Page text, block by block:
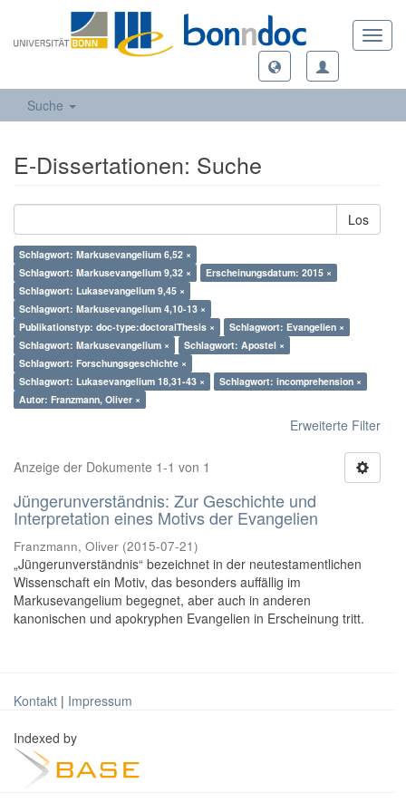
Suche
E-Dissertationen: Suche
Los
Schlagwort: Markusevangelium 6,52 ×
Schlagwort: Markusevangelium 9,32 ×
Erscheinungsdatum: 2015 ×
Schlagwort: Lukasevangelium 9,45 ×
Schlagwort: Markusevangelium 4,10-13 ×
Publikationstyp: doc-type:doctoralThesis ×
Schlagwort: Evangelien ×
Schlagwort: Markusevangelium ×
Schlagwort: Apostel ×
Schlagwort: Forschungsgeschichte ×
Schlagwort: Lukasevangelium 18,31-43 ×
Schlagwort: incomprehension ×
Autor: Franzmann, Oliver ×
Erweiterte Filter
Anzeige der Dokumente 1-1 von 1
Jüngerunverständnis: Zur Geschichte und
Interpretation eines Motivs der Evangelien
Franzmann, Oliver (2015-07-21)
„Jüngerunverständnis“ bezeichnet in der neutestamentlichen
Wissenschaft ein Motiv, das besonders auffällig im
Markusevangelium begegnet, aber auch in anderen
kanonischen und apokryphen Evangelien in Erscheinung tritt.
Kontakt | Impressum
Indexed by